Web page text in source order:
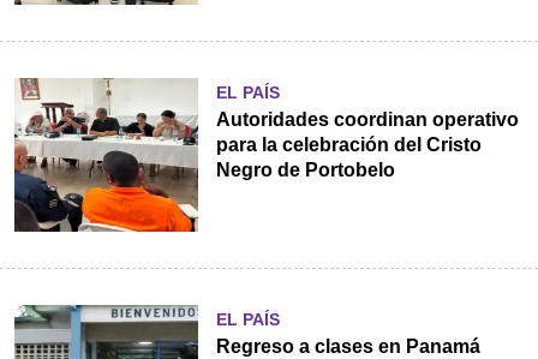
EL PAÍS
Autoridades coordinan operativo
para la celebración del Cristo
Negro de Portobelo
EL PAÍS
Regreso a clases en Panamá